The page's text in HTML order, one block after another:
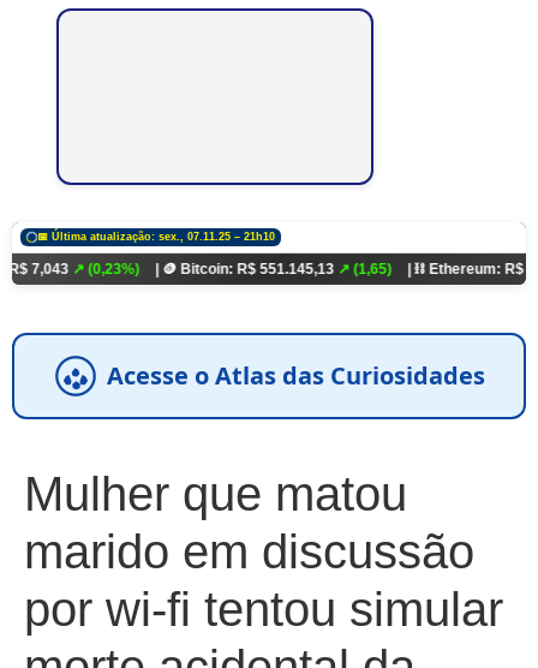
📅 Última atualização: sex., 07.11.25 – 21h10
↗ (0,23%) | 🪙 Bitcoin: R$ 551.145,13↗ (1,65) | ⛓️ Ethereum: R$ 18.321,93↗
Acesse o Atlas das Curiosidades
Mulher que matou
marido em discussão
por wi-fi tentou simular